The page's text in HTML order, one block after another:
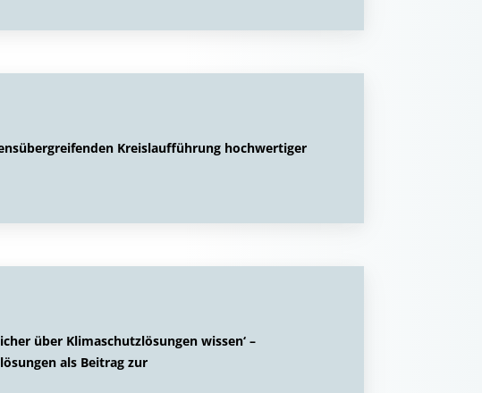
Kreislaufführung hochwertiger
über Klimaschutzlösungen wissen‘ –
als Beitrag zur